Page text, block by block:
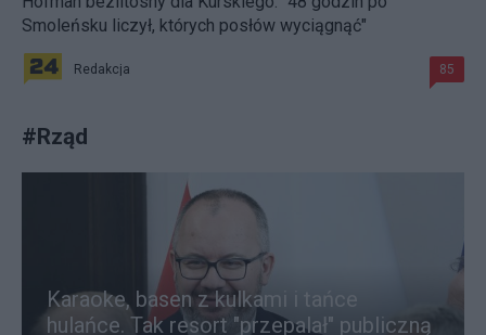
Smoleńsku liczył, których posłów wyciągnąć"
Redakcja 85
#Rząd
Karaoke, basen z kulkami i tańce
hulańce. Tak resort "przepalał" publiczną